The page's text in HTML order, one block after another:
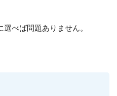
べば問題ありません。